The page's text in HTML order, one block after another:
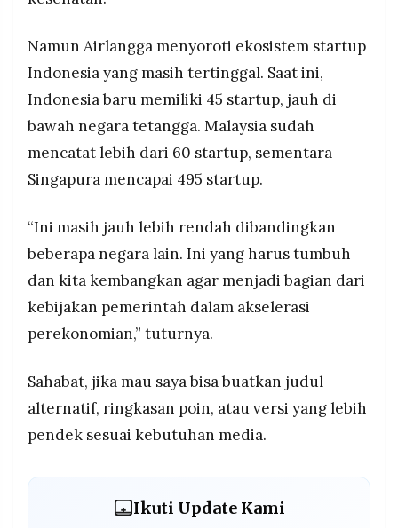
Namun Airlangga menyoroti ekosistem startup
Indonesia yang masih tertinggal. Saat ini,
Indonesia baru memiliki 45 startup, jauh di
bawah negara tetangga. Malaysia sudah
mencatat lebih dari 60 startup, sementara
Singapura mencapai 495 startup.
“Ini masih jauh lebih rendah dibandingkan
beberapa negara lain. Ini yang harus tumbuh
dan kita kembangkan agar menjadi bagian dari
kebijakan pemerintah dalam akselerasi
perekonomian,” tuturnya.
Sahabat, jika mau saya bisa buatkan judul
alternatif, ringkasan poin, atau versi yang lebih
pendek sesuai kebutuhan media.
Ikuti Update Kami